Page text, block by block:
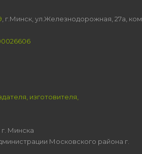
, г.Минск, ул.Железнодорожная, 27а, ком
изготовителя,
Минска
Московского района г.